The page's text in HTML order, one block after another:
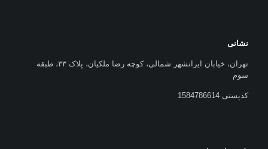
نشانی
تهران، خیابان ایرانشهر شمالی، کوچه رضا ملکیان، پلاک ۳۳، طبقه
سوم
کدپستی 1584786614